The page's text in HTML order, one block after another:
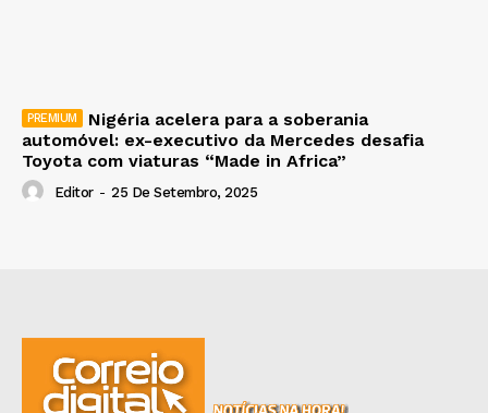
Nigéria acelera para a soberania
automóvel: ex-executivo da Mercedes desafia
Toyota com viaturas “Made in Africa”
Editor - 25 De Setembro, 2025